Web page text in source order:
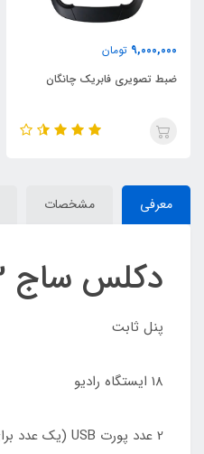
9,000,000 تومان
ضبط تصویری فابریک چانگان
معرفی مشخصات
دکلس ساج SA-203
پنل ثابت
18 ایستگاه رادیو
2 عدد پورت USB (یک عدد برای شارژ)